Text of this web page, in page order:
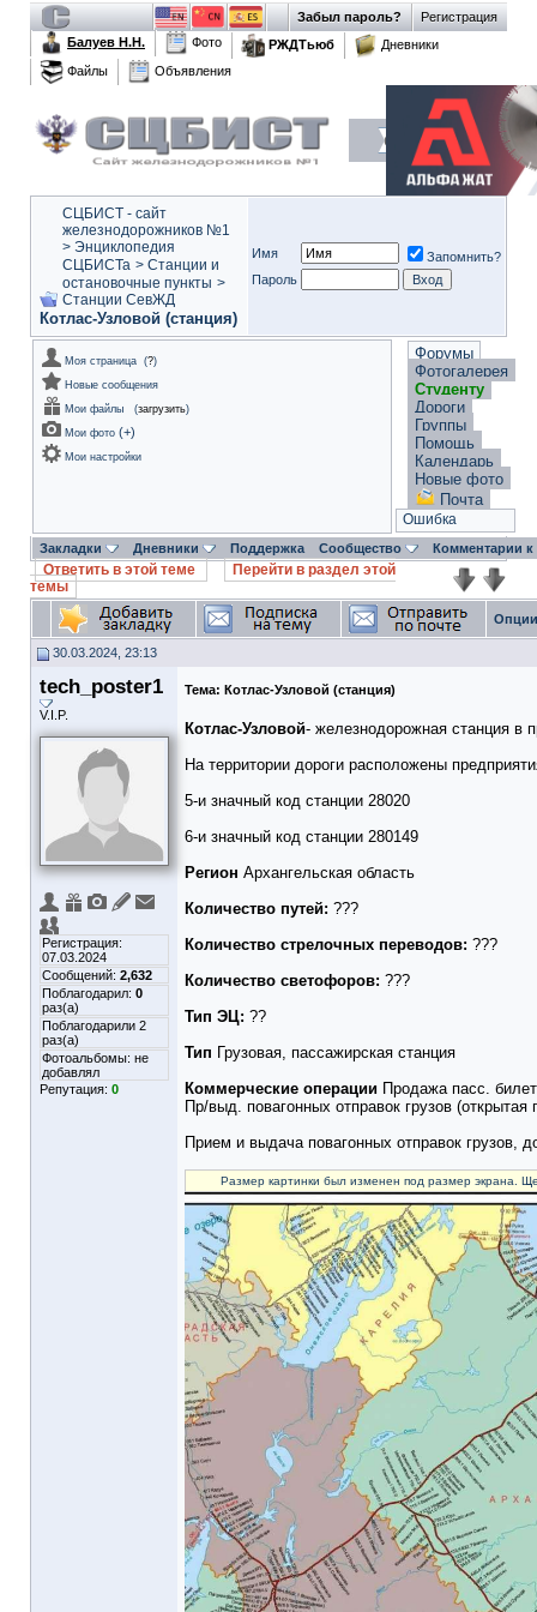
Регистрация
Забыл пароль?
Балуев Н.Н.
Фото РЖДТьюб
Дневники
Файлы
Объявления
СЦБИСТ - сайт
железнодорожников №1
> Энциклопедия
СЦБИСТа > Станции и
остановочные пункты >
Станции СевЖД
Котлас-Узловой (станция)
Имя
Запомнить?
Пароль
Моя страница (?)
Новые сообщения
Мои файлы
(загрузить)
Мои фото (+)
Мои настройки
Форумы
Фотогалерея
Студенту
Дороги
Группы
Помощь
Календарь
Новые фото
Почта
Ошибка
Закладки Дневники Поддержка Сообщество Комментарии
Ответить в этой теме
Перейти в раздел этой
темы
30.03.2024, 23:13
tech_poster1
V.I.P.
Регистрация:
07.03.2024
Сообщений: 2,632
Поблагодарил: 0
раз(а)
Поблагодарили 2
раз(а)
Фотоальбомы: не
добавлял
Репутация: 0
Тема: Котлас-Узловой (станция)
Котлас-Узловой- железнодорожная станция в
На территории дороги расположены
5-и значный код станции 28020
6-и значный код станции 280149
Регион Архангельская область
Количество путей: ???
Количество стрелочных переводов: ???
Количество светофоров: ???
Тип ЭЦ: ??
Тип Грузовая, пассажирская станция
Коммерческие операции Продажа пасс.
Пр/выд. повагонных отправок грузов (открытая
Прием и выдача повагонных отправок грузов,
Размер картинки был изменен под размер экрана.